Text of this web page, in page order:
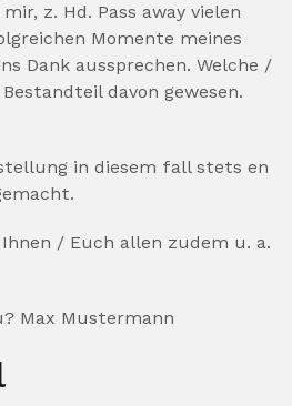
z. Hd. Pass away vielen
Momente meines
Dank aussprechen. Welche /
davon gewesen.
in diesem fall stets en
/ Euch allen zudem u. a.
Max Mustermann